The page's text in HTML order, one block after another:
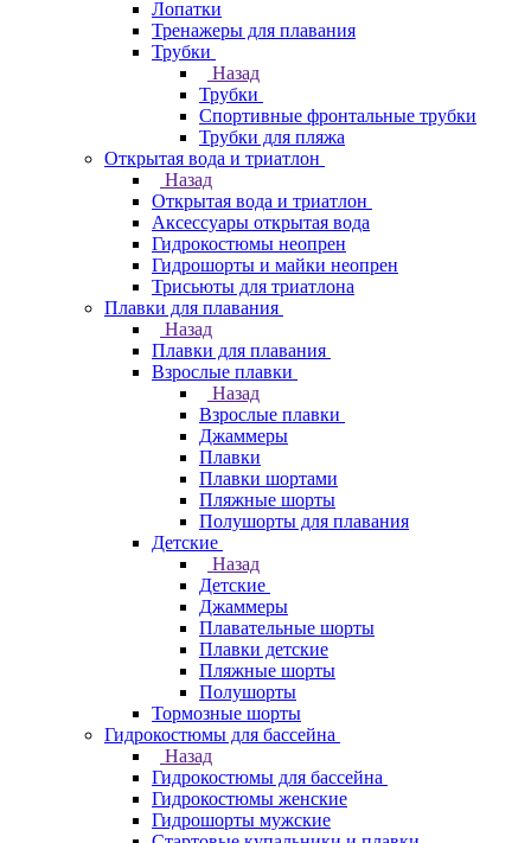
Лопатки
Тренажеры для плавания
Трубки
Назад
Трубки
Спортивные фронтальные трубки
Трубки для пляжа
Открытая вода и триатлон
Назад
Открытая вода и триатлон
Аксессуары открытая вода
Гидрокостюмы неопрен
Гидрошорты и майки неопрен
Трисьюты для триатлона
Плавки для плавания
Назад
Плавки для плавания
Взрослые плавки
Назад
Взрослые плавки
Джаммеры
Плавки
Плавки шортами
Пляжные шорты
Полушорты для плавания
Детские
Назад
Детские
Джаммеры
Плавательные шорты
Плавки детские
Пляжные шорты
Полушорты
Тормозные шорты
Гидрокостюмы для бассейна
Назад
Гидрокостюмы для бассейна
Гидрокостюмы женские
Гидрошорты мужские